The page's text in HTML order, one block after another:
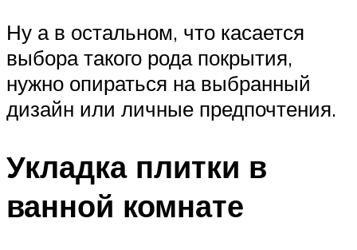
Ну а в остальном, что касается
выбора такого рода покрытия,
нужно опираться на выбранный
дизайн или личные предпочтения.
Укладка плитки в
ванной комнате